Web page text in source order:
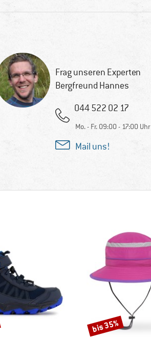
Frag unseren Experten
Bergfreund Hannes
044 522 02 17
Mo. - Fr. 09:00 - 17:00 Uhr
Mail uns!
Rabatt
bis 35%